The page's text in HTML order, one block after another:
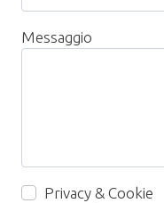
Messaggio
Privacy & Cookie